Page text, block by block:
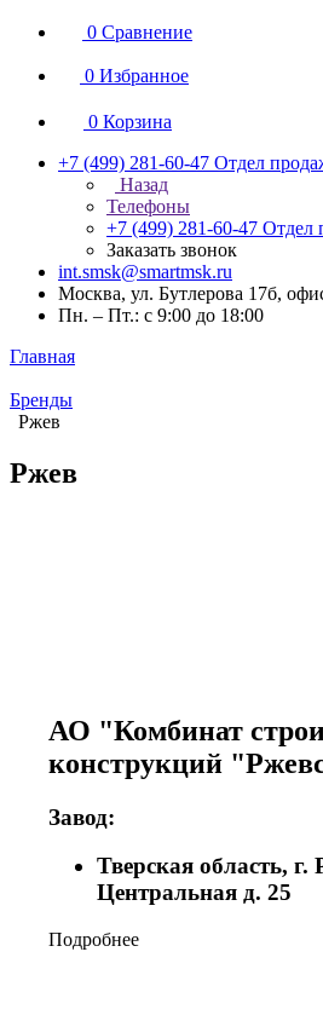
0 Сравнение
0 Избранное
0 Корзина
+7 (499) 281-60-47 Отдел
Назад
Телефоны
+7 (499) 281-60-47 Отдел
Заказать звонок
int.smsk@smartmsk.ru
Москва, ул. Бутлерова 17б,
Пн. – Пт.: с 9:00 до 18:00
Главная
Бренды
Ржев
Ржев
АО "Комбинат
конструкций
Завод:
Тверская область, г.
Центральная д. 25
Подробнее